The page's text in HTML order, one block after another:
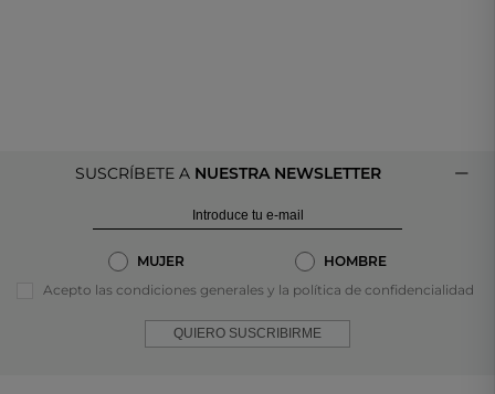
SUSCRÍBETE A NUESTRA NEWSLETTER
MUJER
HOMBRE
Acepto las condiciones generales y la política de confidencialidad
QUIERO SUSCRIBIRME